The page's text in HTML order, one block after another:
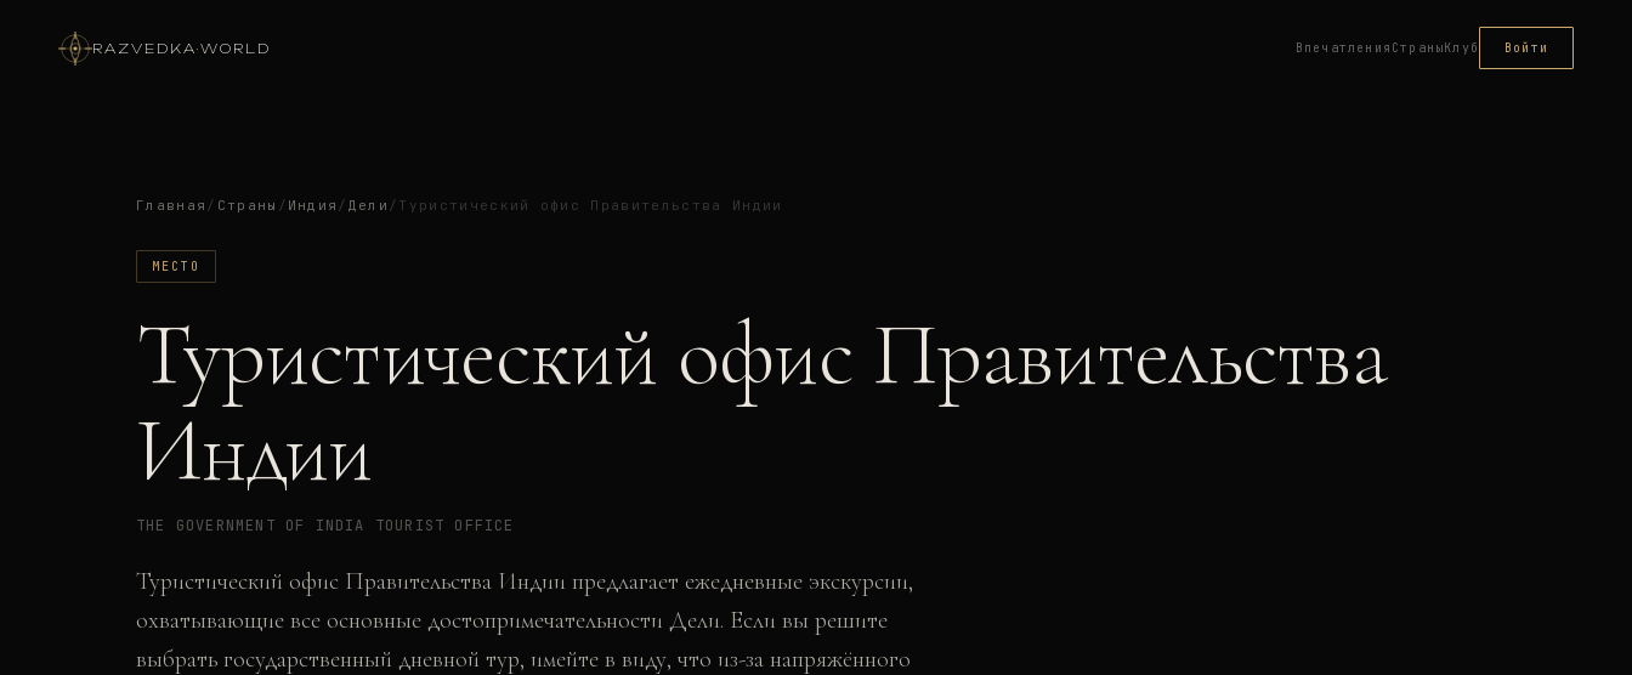
RAZVEDKA·WORLD Впечатления СтраныКлуб Войти
Главная / Страны / Индия / Дели / Туристический офис Правительства Индии
МЕСТО
Туристический офис Правительства
Индии
THE GOVERNMENT OF INDIA TOURIST OFFICE
Туристический офис Правительства Индии предлагает ежедневные экскурсии,
охватывающие все основные достопримечательности Дели. Если вы решите
выбрать государственный дневной тур, имейте в виду, что из-за напряжённого